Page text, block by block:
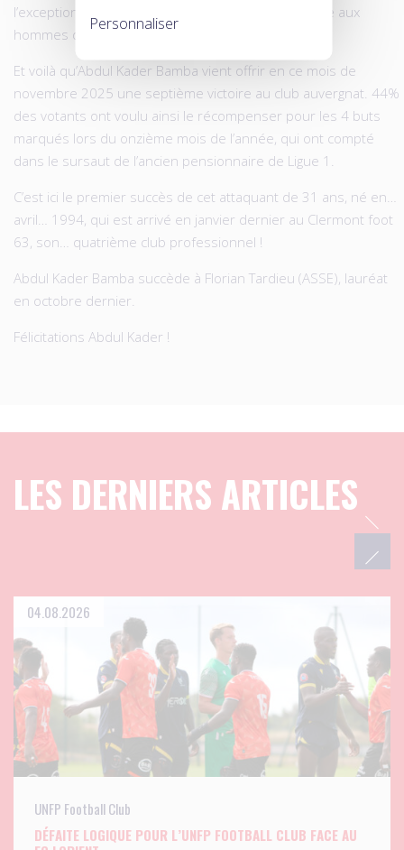
Personnaliser
l’exceptionnelle saison qui ouvrit les portes de l’élite aux
hommes de Pascal Gastien…
Et voilà qu’Abdul Kader Bamba vient offrir en ce mois de
novembre 2025 une septième victoire au club auvergnat. 44%
des votants ont voulu ainsi le récompenser pour les 4 buts
marqués lors du onzième mois de l’année, qui ont compté
dans le sursaut de l’ancien pensionnaire de Ligue 1.
C’est ici le premier succès de cet attaquant de 31 ans, né en…
avril… 1994, qui est arrivé en janvier dernier au Clermont foot
63, son… quatrième club professionnel !
Abdul Kader Bamba succède à Florian Tardieu (ASSE), lauréat
en octobre dernier.
Félicitations Abdul Kader !
LES DERNIERS ARTICLES
04.08.2026
UNFP Football Club
DÉFAITE LOGIQUE POUR L’UNFP FOOTBALL CLUB FACE AU